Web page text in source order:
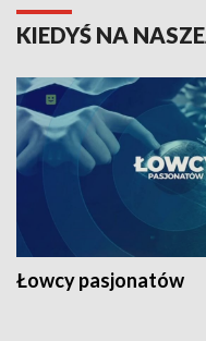
KIEDYŚ NA
Łowcy pasjonatów